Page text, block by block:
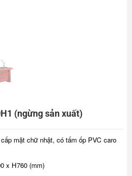
(ngừng sản xuất)
mặt chữ nhật, có tấm ốp PVC caro
x H760 (mm)